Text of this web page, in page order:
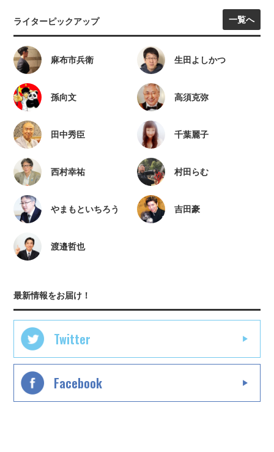
ライターピックアップ 一覧へ
麻布市兵衛 生田よしかつ
孫向文 高須克弥
田中秀臣 千葉麗子
西村幸祐 村田らむ
やまもといちろう 吉田豪
渡邉哲也
最新情報をお届け！
Twitter
Facebook